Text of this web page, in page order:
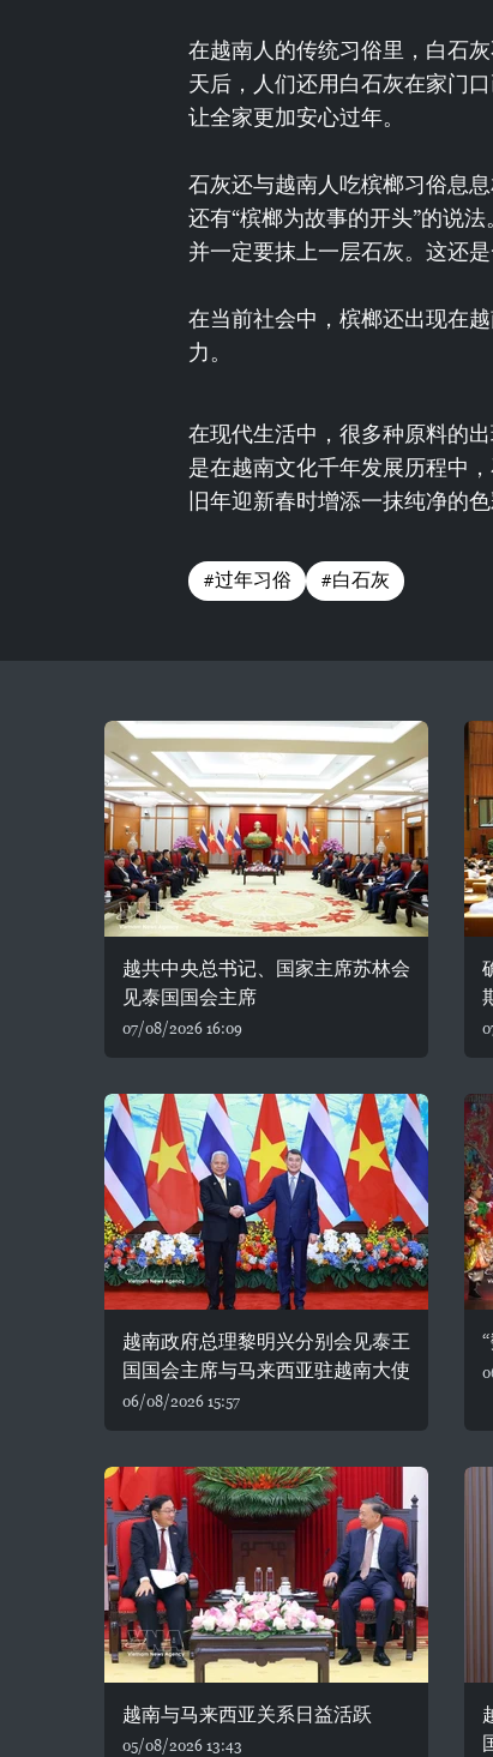
在越南人的传统习俗里，白石
天后，人们还用白石灰在家门
让全家更加安心过年。
石灰还与越南人吃槟榔习俗息
还有“槟榔为故事的开头”的说
并一定要抹上一层石灰。这还
在当前社会中，槟榔还出现在
力。
在现代生活中，很多种原料的
是在越南文化千年发展历程中
旧年迎新春时增添一抹纯净的
#过年习俗 #白石灰
越共中央总书记、国家主席苏林会
见泰国国会主席
07/08/2026 16:09
越南政府总理黎明兴分别会见泰王
国国会主席与马来西亚驻越南大使
06/08/2026 15:57
越南与马来西亚关系日益活跃
05/08/2026 13:43